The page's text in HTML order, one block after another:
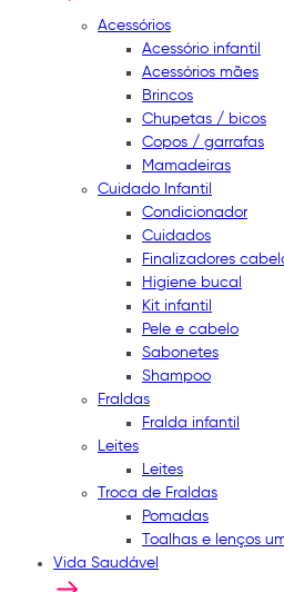
Acessórios
Acessório infantil
Acessórios mães
Brincos
Chupetas / bicos
Copos / garrafas
Mamadeiras
Cuidado Infantil
Condicionador
Cuidados
Finalizadores
Higiene bucal
Kit infantil
Pele e cabelo
Sabonetes
Shampoo
Fraldas
Fralda infantil
Leites
Leites
Troca de Fraldas
Pomadas
Toalhas e lenços
Vida Saudável